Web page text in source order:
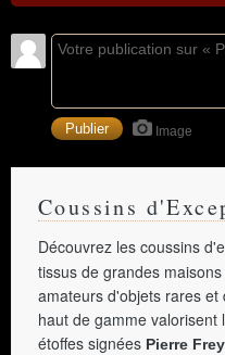
Image
Coussins
Découvrez les coussins
tissus de grandes
amateurs d'objets rares
haut de gamme
étoffes signées Pierre Frey